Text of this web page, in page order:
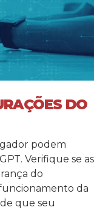
DO
podem
Verifique se as
do
da
que seu